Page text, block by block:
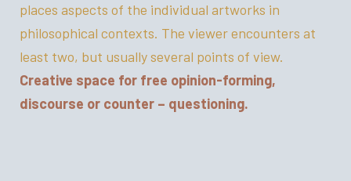
places aspects of the individual artworks in
philosophical contexts. The viewer encounters at
least two, but usually several points of view.
Creative space for free opinion-forming,
discourse or counter – questioning.